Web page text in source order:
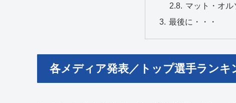
マット・オル
最後に・・・
各メディア発表／トップ選手ランキ